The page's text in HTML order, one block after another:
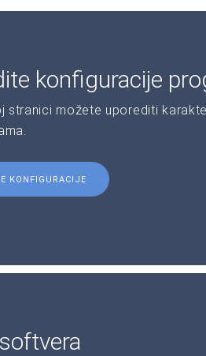
konfiguracije
stranici možete uporediti
KONFIGURACIJE